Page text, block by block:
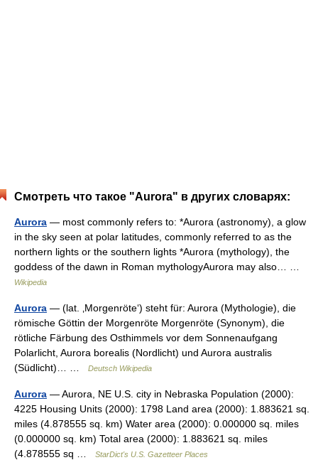
Смотреть что такое "Aurora" в других словарях:
Aurora — most commonly refers to: *Aurora (astronomy), a glow
in the sky seen at polar latitudes, commonly referred to as the
northern lights or the southern lights *Aurora (mythology), the
goddess of the dawn in Roman mythologyAurora may also… …
Wikipedia
Aurora — (lat. ‚Morgenröte‘) steht für: Aurora (Mythologie), die
römische Göttin der Morgenröte Morgenröte (Synonym), die
rötliche Färbung des Osthimmels vor dem Sonnenaufgang
Polarlicht, Aurora borealis (Nordlicht) und Aurora australis
(Südlicht)… …
Deutsch Wikipedia
Aurora — Aurora, NE U.S. city in Nebraska Population (2000):
4225 Housing Units (2000): 1798 Land area (2000): 1.883621 sq.
miles (4.878555 sq. km) Water area (2000): 0.000000 sq. miles
(0.000000 sq. km) Total area (2000): 1.883621 sq. miles
(4.878555 sq …
StarDict's U.S. Gazetteer Places